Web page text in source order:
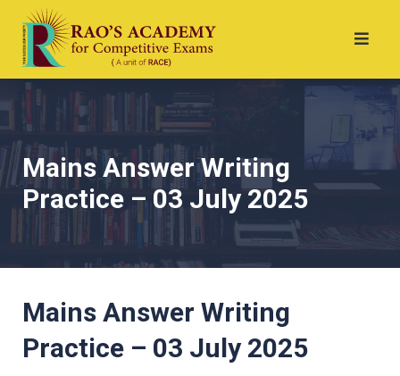
Mains Answer Writing
Practice – 03 July 2025
Mains Answer Writing
Practice – 03 July 2025